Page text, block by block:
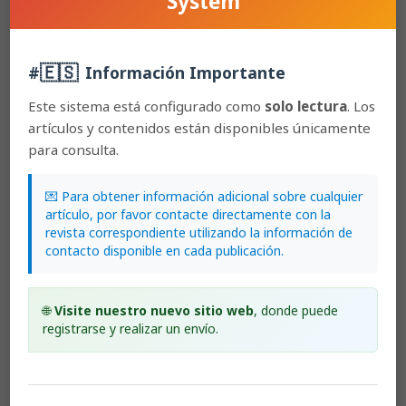
LANKESTERIANA, the author(s) hereby assign all rights in the article
to the Lankester Botanical Garden.
Most read articles by the same author(s)
Franco Pupulin, Diego Bogarín,Of greenish Encyclia:
natural variation, taxonomy, cleistogamy, and a
International Journal on Orchidology: 2011:
Lankesteriana: Volumen 11, Número 3
Diego Bogarín, Franco Pupulin, Erik Smets, Barbara
Gravendeel,Evolutionary diversification and historical
biogeography of the Orchidaceae in Central America
2016: Lankesteriana: Volumen 16, Número 2
Diego Bogarín,How many orchid species in Costa Rica?
A review of the latest discoveries,Lankesteriana:
Lankesteriana: Volumen 11, Número 3
#🇪🇸 Información Importante
Este sistema está configurado como solo lectura. Los
artículos y contenidos están disponibles únicamente
para consulta.
💌 Para obtener información adicional sobre cualquier
artículo, por favor contacte directamente con la
revista correspondiente utilizando la información de
contacto disponible en cada publicación.
🌐Visite nuestro nuevo sitio web, donde puede
registrarse y realizar un envío.